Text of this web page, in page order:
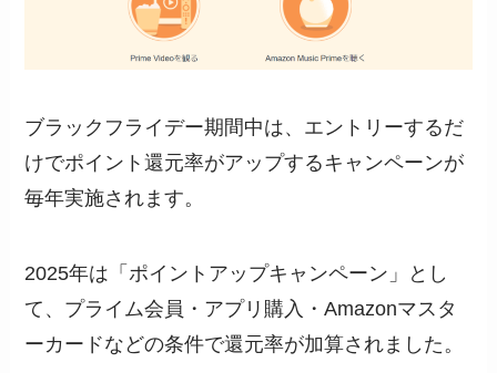
ブラックフライデー期間中は、エントリーするだ
けでポイント還元率がアップするキャンペーンが
毎年実施されます。
2025年は「ポイントアップキャンペーン」とし
て、プライム会員・アプリ購入・Amazonマスタ
ーカードなどの条件で還元率が加算されました。